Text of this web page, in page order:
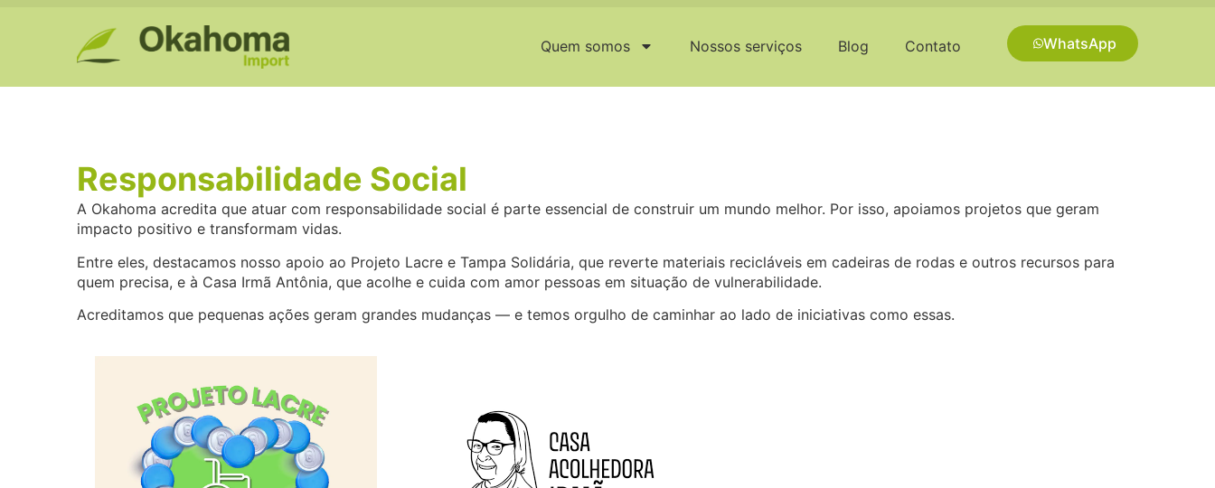
Quem somos Nossos serviços Blog Contato WhatsApp
Responsabilidade Social
A Okahoma acredita que atuar com responsabilidade social é parte essencial de construir um mundo melhor. Por isso, apoiamos projetos que geram
impacto positivo e transformam vidas.
Entre eles, destacamos nosso apoio ao Projeto Lacre e Tampa Solidária, que reverte materiais recicláveis em cadeiras de rodas e outros recursos para
quem precisa, e à Casa Irmã Antônia, que acolhe e cuida com amor pessoas em situação de vulnerabilidade.
Acreditamos que pequenas ações geram grandes mudanças — e temos orgulho de caminhar ao lado de iniciativas como essas.